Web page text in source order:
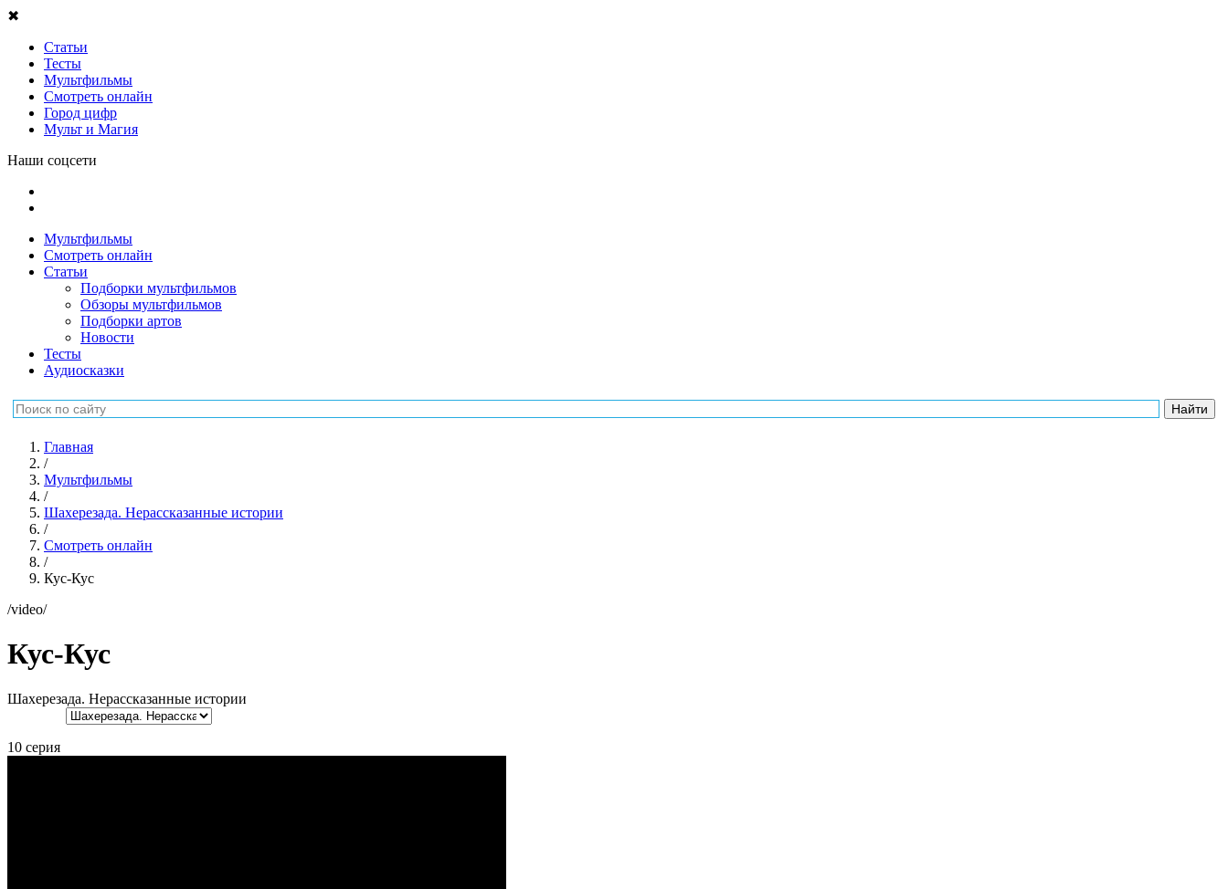
✖
Статьи
Тесты
Мультфильмы
Смотреть онлайн
Город цифр
Мульт и Магия
Наши соцсети
Мультфильмы
Смотреть онлайн
Статьи
Подборки мультфильмов
Обзоры мультфильмов
Подборки артов
Новости
Тесты
Аудиосказки
Главная
/
Мультфильмы
/
Шахерезада. Нерассказанные истории
/
Смотреть онлайн
/
Кус-Кус
/video/
Кус-Кус
Шахерезада. Нерассказанные истории
10 серия